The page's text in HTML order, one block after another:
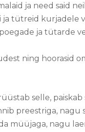
ja need said
ja tütreid kurjadele
ja tütarde
ning hoorasid
selle,
preestriga, nagu
müüjaga, nagu